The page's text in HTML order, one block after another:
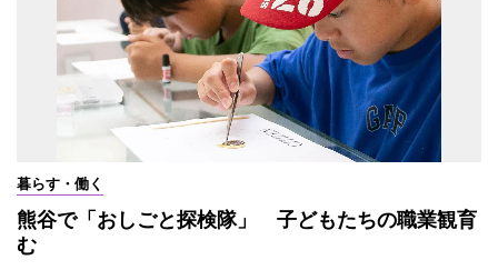
暮らす・働く
熊谷で「おしごと探検隊」 子どもたちの職業観育
む